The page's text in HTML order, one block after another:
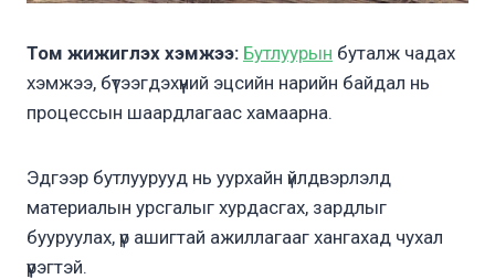
Том жижиглэх хэмжээ: Бутлуурын буталж чадах
хэмжээ, бүтээгдэхүүний эцсийн нарийн байдал нь
процессын шаардлагаас хамаарна.
Эдгээр бутлуурууд нь уурхайн үйлдвэрлэлд
материалын урсгалыг хурдасгах, зардлыг
бууруулах, үр ашигтай ажиллагааг хангахад чухал
үүрэгтэй.